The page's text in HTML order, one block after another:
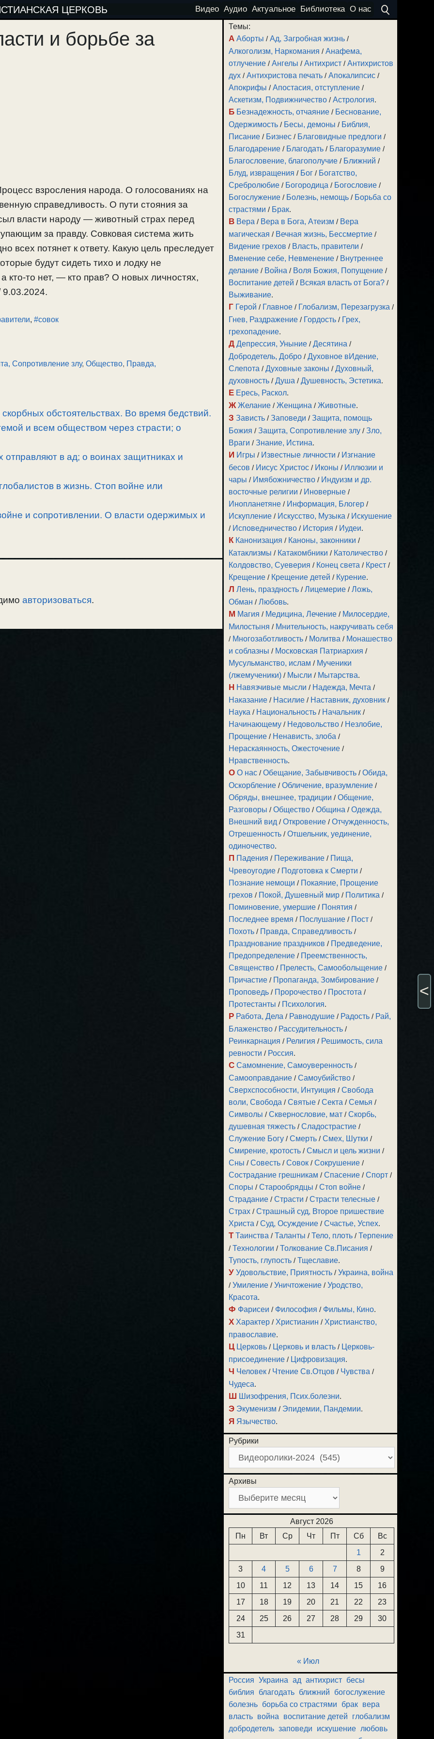
ЦЕРКОВЬ Видео Аудио Актуальное Библиотека О нас
и борьбе за
взросления народа. О голосованиях на
справедливость. О пути стояния за
власти народу — животный страх перед
за правду. Совковая система жить
всех потянет к ответу. Какую цель преследует
будут сидеть тихо и лодку не
кто-то нет, — кто прав? О новых личностях,
9.03.2024.
, #совок
Сопротивление злу, Общество, Правда,
обстоятельствах. Во время бедствий.
и всем обществом через страсти; о
в ад; о воинах защитниках и
в жизнь. Стоп войне или
и сопротивлении. О власти одержимых и
авторизоваться.
Темы:
А Аборты /Ад, Загробная жизнь /
Алкоголизм, Наркомания /Анафема,
отлучение /Ангелы /Антихрист /Антихристов
дух /Антихристова печать /Апокалипсис /
Апокрифы /Апостасия, отступление /
Аскетизм, Подвижничество /Астрология.
Б Безнадежность, отчаяние / Беснование,
Одержимость / Бесы, демоны / Библия,
Писание / Бизнес / Благовидные предлоги /
Благодарение / Благодать / Благоразумие /
Благословение, благополучие / Ближний /
Блуд, извращения / Бог / Богатство,
Сребролюбие / Богородица / Богословие /
Богослужение / Болезнь, немощь / Борьба со
страстями / Брак.
В Вера / Вера в Бога, Атеизм / Вера
магическая / Вечная жизнь, Бессмертие /
Видение грехов / Власть, правители /
Вменение себе, Невменение / Внутреннее
делание / Война / Воля Божия, Попущение /
Воспитание детей / Всякая власть от Бога? /
Выживание.
Г Герой / Главное / Глобализм, Перезагрузка /
Гнев, Раздражение / Гордость / Грех,
грехопадение.
Д Депрессия, Уныние /Десятина /
Добродетель, Добро /Духовное вИдение,
Слепота /Духовные законы /Духовный,
духовность /Душа /Душевность, Эстетика.
Е Ересь, Раскол.
Ж Желание /Женщина /Животные.
З Зависть /Заповеди /Защита, помощь
Божия /Защита, Сопротивление злу /Зло,
Враги /Знание, Истина.
И Игры / Известные личности / Изгнание
бесов / Иисус Христос / Иконы / Иллюзии и
чары / Имябожничество / Индуизм и др.
восточные религии / Иноверные /
Инопланетяне / Информация, Блогер /
Искупление / Искусство, Музыка / Искушение
/ Исповедничество / История / Иудеи.
К Канонизация / Каноны, законники /
Катаклизмы / Катакомбники / Католичество /
Колдовство, Суеверия / Конец света / Крест /
Крещение / Крещение детей / Курение.
Л Лень, праздность /Лицемерие /Ложь,
Обман /Любовь.
М Магия / Медицина, Лечение / Милосердие,
Милостыня / Мнительность, накручивать себя
/ Многозаботливость / Молитва / Монашество
и соблазны / Московская Патриархия /
Мусульманство, ислам / Мученики
(лжемученики) / Мысли / Мытарства.
Н Навязчивые мысли / Надежда, Мечта /
Наказание / Насилие / Наставник, духовник /
Наука / Национальность / Начальник /
Начинающему / Недовольство / Незлобие,
Прощение / Ненависть, злоба /
Нераскаянность, Ожесточение /
Нравственность.
О О нас /Обещание, Забывчивость /Обида,
Оскорбление /Обличение, вразумление /
Обряды, внешнее, традиции /Общение,
Разговоры /Общество /Община /Одежда,
Внешний вид /Откровение /Отчужденность,
Отрешенность /Отшельник, уединение,
одиночество.
П Падения / Переживание / Пища,
Чревоугодие / Подготовка к Смерти /
Познание немощи / Покаяние, Прощение
грехов / Покой, Душевный мир / Политика /
Поминовение, умершие / Понятия /
Последнее время / Послушание / Пост /
Похоть / Правда, Справедливость /
Празднование праздников / Предведение,
Предопределение / Преемственность,
Священство / Прелесть, Самообольщение /
Причастие / Пропаганда, Зомбирование /
Проповедь / Пророчество / Простота /
Протестанты / Психология.
Р Работа, Дела / Равнодушие / Радость / Рай,
Блаженство / Рассудительность /
Реинкарнация / Религия / Решимость, сила
ревности / Россия.
С Самомнение, Самоуверенность /
Самооправдание /Самоубийство /
Сверхспособности, Интуиция /Свобода
воли, Свобода /Святые /Секта /Семья /
Символы /Сквернословие, мат /Скорбь,
душевная тяжесть /Сладострастие /
Служение Богу /Смерть /Смех, Шутки /
Смирение, кротость /Смысл и цель жизни /
Сны /Совесть /Совок /Сокрушение /
Сострадание грешникам /Спасение /Спорт /
Споры /Старообрядцы /Стоп войне /
Страдание /Страсти /Страсти телесные /
Страх /Страшный суд, Второе пришествие
Христа /Суд, Осуждение /Счастье, Успех.
Т Таинства /Таланты /Тело, плоть /Терпение
/Технологии /Толкование Св.Писания /
Тупость, глупость /Тщеславие.
У Удовольствие, Приятность /Украина, война
/Умиление /Уничтожение /Уродство,
Красота.
Ф Фарисеи / Философия / Фильмы, Кино.
Х Характер / Христианин / Христианство,
православие.
Ц Церковь / Церковь и власть / Церковь-
присоединение / Цифровизация.
Ч Человек / Чтение Св.Отцов / Чувства /
Чудеса.
Ш Шизофрения, Псих.болезни.
Э Экуменизм / Эпидемии, Пандемии.
Я Язычество.
Рубрики
Архивы
Август 2026
Пн
Вт Ср Чт Пт Сб
Вс
1
2
3
4 5 6 7 8
9
10
11 12 13 14 15
16
17
18 19 20 21 22
23
24
25 26 27 28 29
30
31
« Июл
Россия Украина ад антихрист бесы
библия
благодать ближний
богослужение
болезнь борьба со страстями брак вера
власть война воспитание детей
глобализм
добродетель заповеди искушение любовь
<